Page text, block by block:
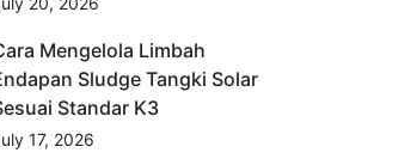
Mengelola Limbah
Sludge Tangki Solar
Standar K3
17, 2026